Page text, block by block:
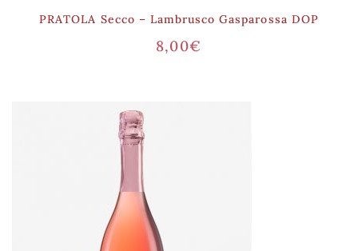
PRATOLA Secco – Lambrusco Gasparossa DOP
8,00€